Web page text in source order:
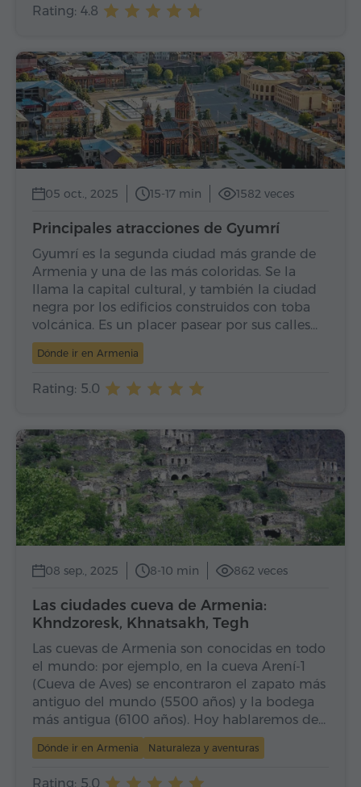
Rating: 4.8
05 oct., 2025 15-17 min 1582 veces
Principales atracciones de Gyumrí
Gyumrí es la segunda ciudad más grande de
Armenia y una de las más coloridas. Se la
llama la capital cultural, y también la ciudad
negra por los edificios construidos con toba
volcánica. Es un placer pasear por sus calles…
Dónde ir en Armenia
Rating: 5.0
08 sep., 2025 8-10 min 862 veces
Las ciudades cueva de Armenia:
Khndzoresk, Khnatsakh, Tegh
Las cuevas de Armenia son conocidas en todo
el mundo: por ejemplo, en la cueva Arení-1
(Cueva de Aves) se encontraron el zapato más
antiguo del mundo (5500 años) y la bodega
más antigua (6100 años). Hoy hablaremos de…
Dónde ir en Armenia Naturaleza y aventuras
Rating: 5.0